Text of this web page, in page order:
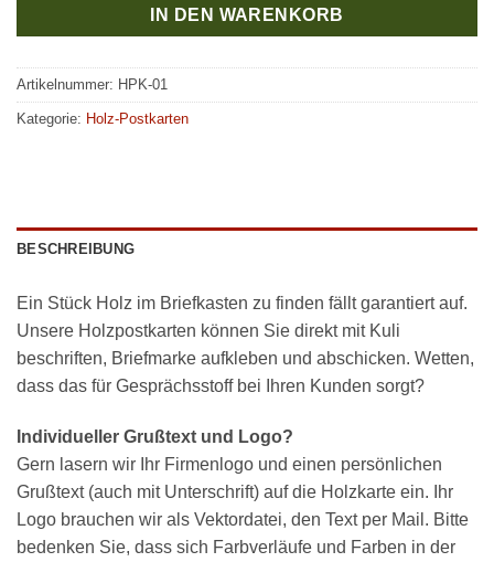
IN DEN WARENKORB
Artikelnummer: HPK-01
Kategorie: Holz-Postkarten
BESCHREIBUNG
Ein Stück Holz im Briefkasten zu finden fällt garantiert auf.
Unsere Holzpostkarten können Sie direkt mit Kuli
beschriften, Briefmarke aufkleben und abschicken. Wetten,
dass das für Gesprächsstoff bei Ihren Kunden sorgt?
Individueller Grußtext und Logo?
Gern lasern wir Ihr Firmenlogo und einen persönlichen
Grußtext (auch mit Unterschrift) auf die Holzkarte ein. Ihr
Logo brauchen wir als Vektordatei, den Text per Mail. Bitte
bedenken Sie, dass sich Farbverläufe und Farben in der